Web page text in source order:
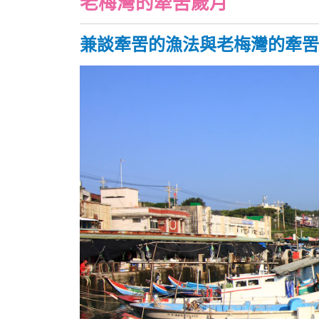
兼談牽罟的漁法與老梅灣的牽